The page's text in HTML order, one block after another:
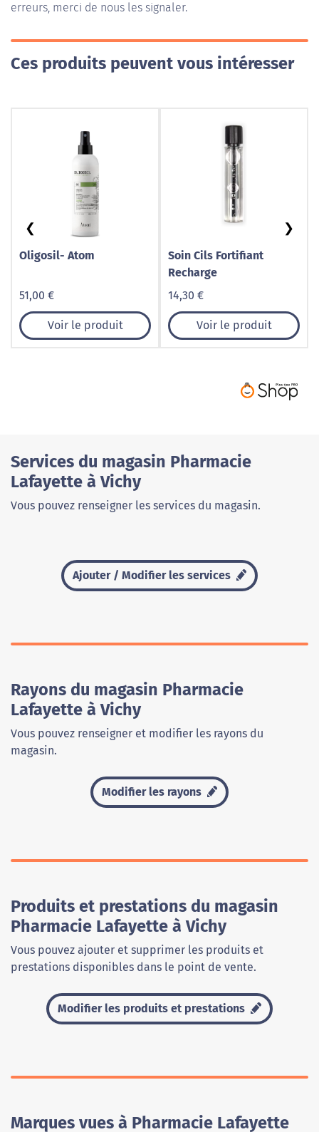
erreurs, merci de nous les signaler.
Ces produits peuvent vous intéresser
Oligosil- Atom
51,00 €
Voir le produit
Soin Cils Fortifiant
Recharge
14,30 €
Voir le produit
❮ ❯
Services du magasin Pharmacie
Lafayette à Vichy
Vous pouvez renseigner les services du magasin.
Ajouter / Modifier les services
Rayons du magasin Pharmacie
Lafayette à Vichy
Vous pouvez renseigner et modifier les rayons du
magasin.
Modifier les rayons
Produits et prestations du magasin
Pharmacie Lafayette à Vichy
Vous pouvez ajouter et supprimer les produits et
prestations disponibles dans le point de vente.
Modifier les produits et prestations
Marques vues à Pharmacie Lafayette